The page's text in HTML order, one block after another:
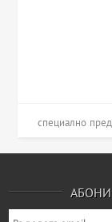
специално